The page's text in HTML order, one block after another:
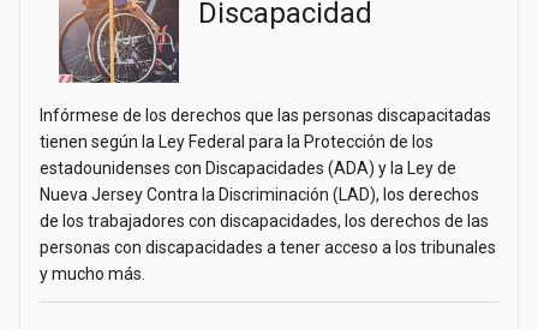
Discapacidad
Infórmese de los derechos que las personas discapacitadas
tienen según la Ley Federal para la Protección de los
estadounidenses con Discapacidades (ADA) y la Ley de
Nueva Jersey Contra la Discriminación (LAD), los derechos
de los trabajadores con discapacidades, los derechos de las
personas con discapacidades a tener acceso a los tribunales
y mucho más.